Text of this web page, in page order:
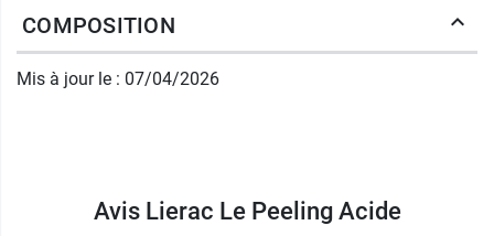
Comment agit l'acide salicylique
pur du Peeling Lierac ?
desquamationafin d'éliminer les peaux mortes.
COMPOSITION
Mis à jour le : 07/04/2026
Avis Lierac Le Peeling Acide